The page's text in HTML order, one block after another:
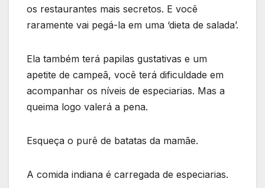
os restaurantes mais secretos. E você
raramente vai pegá-la em uma ‘dieta de salada’.
Ela também terá papilas gustativas e um
apetite de campeã, você terá dificuldade em
acompanhar os níveis de especiarias. Mas a
queima logo valerá a pena.
Esqueça o purê de batatas da mamãe.
A comida indiana é carregada de especiarias.